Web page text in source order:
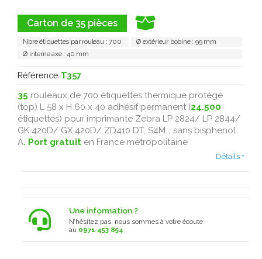
Carton de 35 pièces
Nbre étiquettes par rouleau : 700
Ø extérieur bobine : 99 mm
Ø interne axe : 40 mm
Référence T357
35 rouleaux de 700 étiquettes thermique protégé
(top) L 58 x H 60 x 40 adhésif permanent (24.500
étiquettes) pour imprimante Zebra LP 2824/ LP 2844/
GK 420D/ GX 420D/ ZD410 DT, S4M.., sans bisphenol
A. Port gratuit en France métropolitaine
Détails +
Une information ?
N’hésitez pas, nous sommes à votre écoute
au 0971 453 854